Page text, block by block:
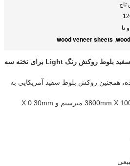
,
wood veneer sheets
دشت برش / برش تاج طبیعی سفید بلوط روکش رنگ Light برای تخته سه
همچنین روکش بلوط سفید آمریکایی به
2. حجم: 1200mm است-3800mm X 100mm میرسیم و X 0.30mm